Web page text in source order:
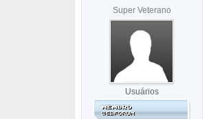
Super Veterano
Usuários